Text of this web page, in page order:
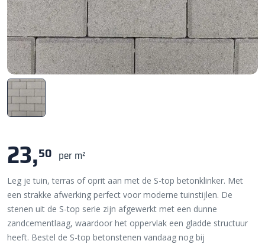
23,50 per m²
Leg je tuin, terras of oprit aan met de S-top betonklinker. Met
een strakke afwerking perfect voor moderne tuinstijlen. De
stenen uit de S-top serie zijn afgewerkt met een dunne
zandcementlaag, waardoor het oppervlak een gladde structuur
heeft. Bestel de S-top betonstenen vandaag nog bij